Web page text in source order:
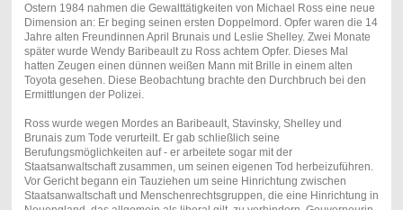
Ostern 1984 nahmen die Gewalttätigkeiten von Michael Ross eine neue
Dimension an: Er beging seinen ersten Doppelmord. Opfer waren die 14
Jahre alten Freundinnen April Brunais und Leslie Shelley. Zwei Monate
später wurde Wendy Baribeault zu Ross achtem Opfer. Dieses Mal
hatten Zeugen einen dünnen weißen Mann mit Brille in einem alten
Toyota gesehen. Diese Beobachtung brachte den Durchbruch bei den
Ermittlungen der Polizei.
Ross wurde wegen Mordes an Baribeault, Stavinsky, Shelley und
Brunais zum Tode verurteilt. Er gab schließlich seine
Berufungsmöglichkeiten auf - er arbeitete sogar mit der
Staatsanwaltschaft zusammen, um seinen eigenen Tod herbeizuführen.
Vor Gericht begann ein Tauziehen um seine Hinrichtung zwischen
Staatsanwaltschaft und Menschenrechtsgruppen, die eine Hinrichtung in